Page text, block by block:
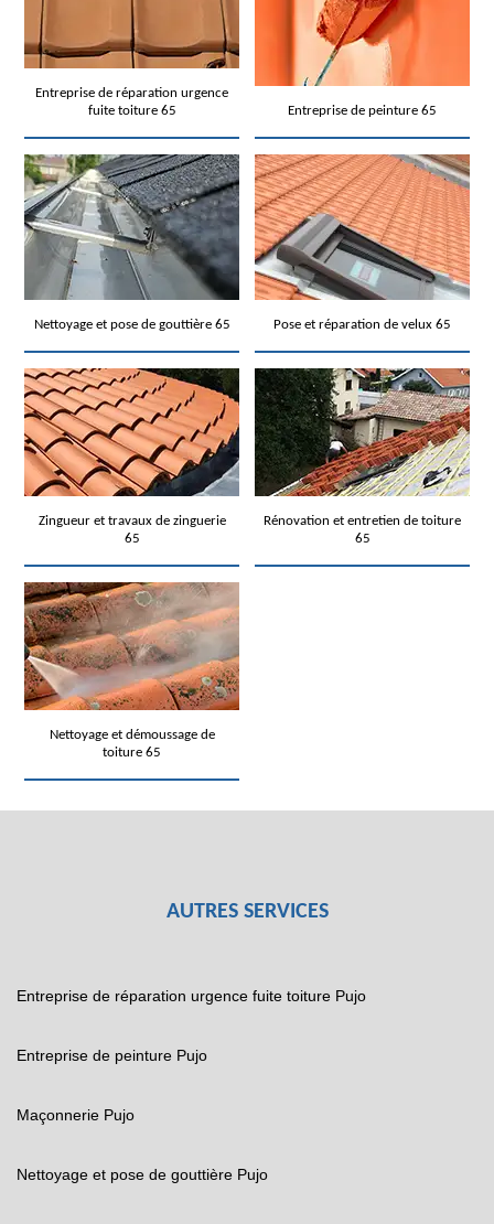
Entreprise de réparation urgence
fuite toiture 65
Entreprise de peinture 65
Nettoyage et pose de gouttière 65 Pose et réparation de velux 65
Zingueur et travaux de zinguerie
65
Rénovation et entretien de toiture
65
Nettoyage et démoussage de
toiture 65
AUTRES SERVICES
Entreprise de réparation urgence fuite toiture Pujo
Entreprise de peinture Pujo
Maçonnerie Pujo
Nettoyage et pose de gouttière Pujo